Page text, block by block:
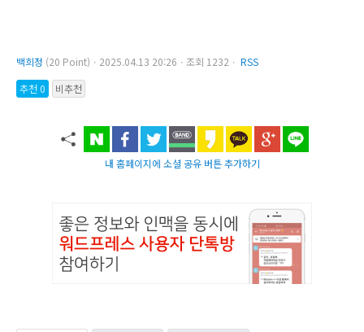
백희정 (20 Point)ㆍ2025.04.13 20:26ㆍ조회 1232ㆍ RSS
추천 0
비추천
내 홈페이지에 소셜 공유 버튼 추가하기